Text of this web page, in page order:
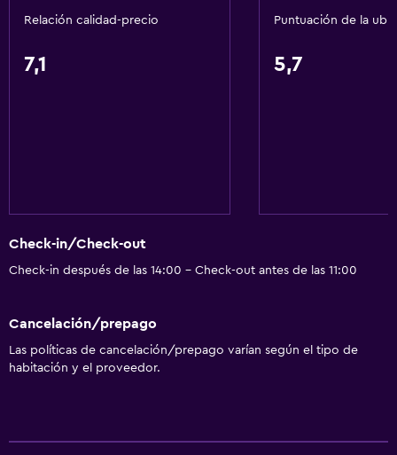
Relación calidad-precio
7,1
Puntuación de la
5,7
Check-in/Check-out
Check-in después de las 14:00 - Check-out antes de las 11:00
Cancelación/prepago
Las políticas de cancelación/prepago varían según el tipo de
habitación y el proveedor.